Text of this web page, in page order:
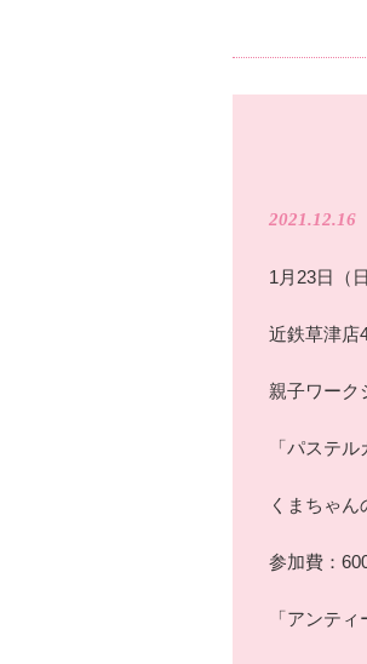
2021.12.16
1月23日（
近鉄草津店
親子ワーク
「パステ
くまちゃん
参加費：
「アンテ